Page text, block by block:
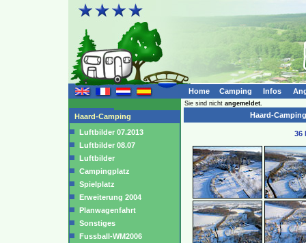
Home Camping Infos
Haard-Camping
Luftbilder 07.2013
Luftbilder 08.07
Luftbilder
Campingplatz
Spielplatz
Erweiterung 2004
Planwagenfahrt
Sonstiges
Fussball-WM2006
Sie sind nicht angemeldet.
Haard-
36